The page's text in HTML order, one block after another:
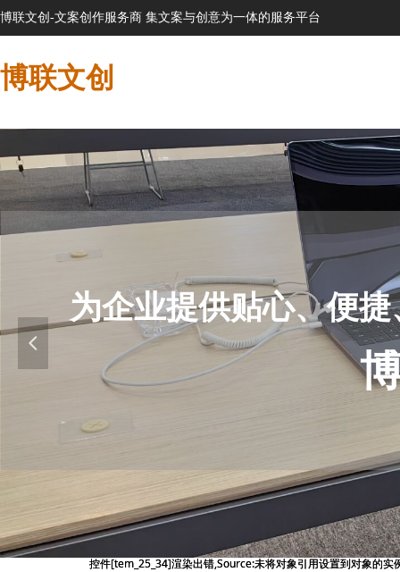
为企业提供贴心、便
넳
博联文创-文案创作服务商 集文案与创意为一体的服务平台
博联文创
控件[tem_25_34]渲染出错,Source:未将对象引用设置到对象的实
控件[tem_25_34]渲染出错,Source:未将对象引用设置到对象的实